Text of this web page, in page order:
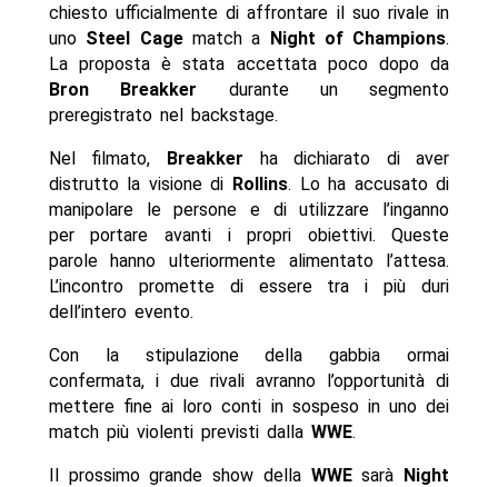
chiesto ufficialmente di affrontare il suo rivale in
uno Steel Cagematch a Night of Champions.
La proposta è stata accettata poco dopo da
Bron Breakker durante un segmento
preregistrato nel backstage.
Nel filmato, Breakker ha dichiarato di aver
distrutto la visione di Rollins. Lo ha accusato di
manipolare le persone e di utilizzare l’inganno
per portare avanti i propri obiettivi. Queste
parole hanno ulteriormente alimentato l’attesa.
L’incontro promette di essere tra i più duri
dell’intero evento.
Con la stipulazione della gabbia ormai
confermata, i due rivali avranno l’opportunità di
mettere fine ai loro conti in sospeso in uno dei
match più violenti previsti dalla WWE.
Il prossimo grande show della WWEsarà Night